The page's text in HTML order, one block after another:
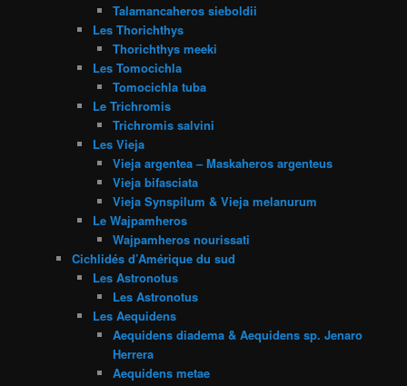
Talamancaheros sieboldii
Les Thorichthys
Thorichthys meeki
Les Tomocichla
Tomocichla tuba
Le Trichromis
Trichromis salvini
Les Vieja
Vieja argentea – Maskaheros argenteus
Vieja bifasciata
Vieja Synspilum & Vieja melanurum
Le Wajpamheros
Wajpamheros nourissati
Cichlidés d’Amérique du sud
Les Astronotus
Les Astronotus
Les Aequidens
Aequidens diadema & Aequidens sp. Jenaro
Herrera
Aequidens metae